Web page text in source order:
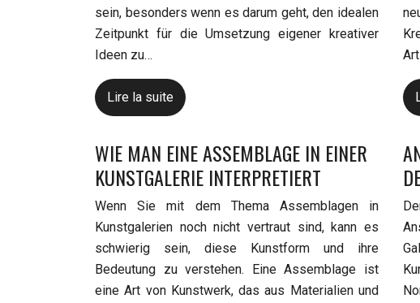
sein, besonders wenn es darum geht, den idealen
Zeitpunkt für die Umsetzung eigener kreativer
Ideen zu…
Lire la suite
WIE MAN EINE ASSEMBLAGE IN EINER
KUNSTGALERIE INTERPRETIERT
Wenn Sie mit dem Thema Assemblagen in
Kunstgalerien noch nicht vertraut sind, kann es
schwierig sein, diese Kunstform und ihre
Bedeutung zu verstehen. Eine Assemblage ist
eine Art von Kunstwerk, das aus Materialien und